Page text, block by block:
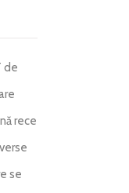
de
rece
se